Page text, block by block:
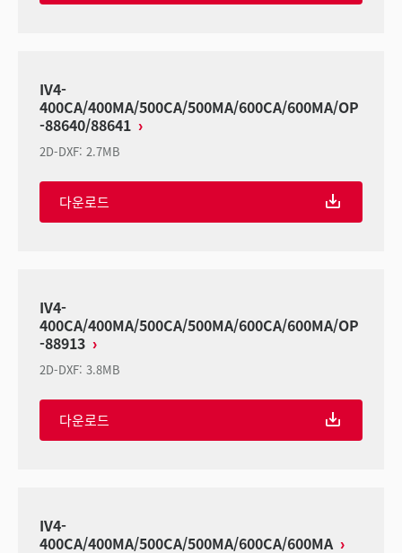
IV4-
400CA/400MA/500CA/500MA/600CA/600MA/OP
-88640/88641
2D-DXF: 2.7MB
다운로드
IV4-
400CA/400MA/500CA/500MA/600CA/600MA/OP
-88913
2D-DXF: 3.8MB
다운로드
IV4-
400CA/400MA/500CA/500MA/600CA/600MA